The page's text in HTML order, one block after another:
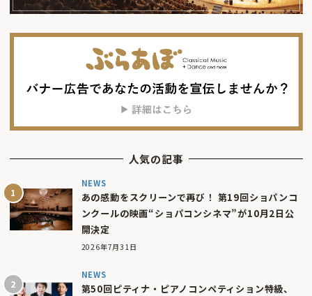
人気の記事
NEWS
あの感動をスクリーンで再び！ 第19回ショパンコ
ンクールの映画“ショパコンシネマ”が10月2日公
開決定
2026年7月31日
NEWS
第50回ピティナ・ピアノコンペティション特級、